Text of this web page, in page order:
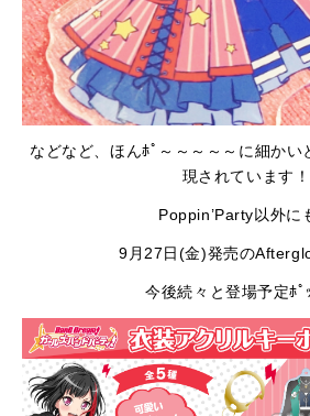
などなど、ほんﾎﾟ～～～～～に細かい
現されています！
Poppin’Party以外に
9月27日(金)発売の
今後続々と登場予定ﾎﾟ